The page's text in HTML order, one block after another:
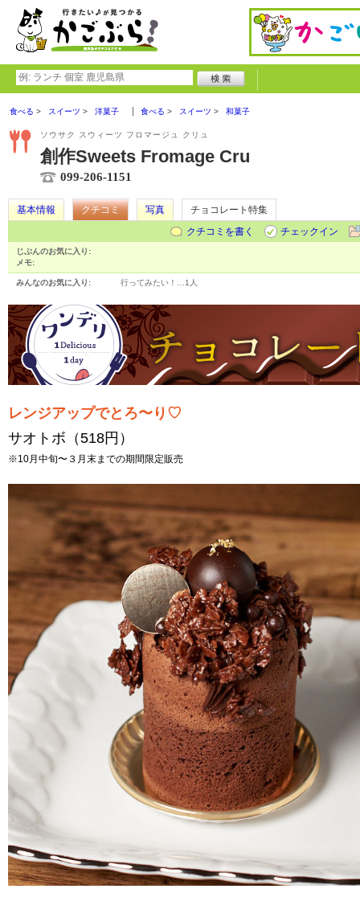
食べる スイーツ 洋菓子 食べる スイーツ 和菓子
ソウサク スウィーツ フロマージュ クリュ
創作Sweets Fromage Cru
099-206-1151
基本情報 クチコミ 写真
チョコレート特集
クチコミを書く
チェックイン
じぶんのお気に入り:
メモ:
みんなのお気に入り: 行ってみたい！… 1人
レンジアップでとろ〜り♡
サオトボ（518円）
※10月中旬〜３月末までの期間限定販売